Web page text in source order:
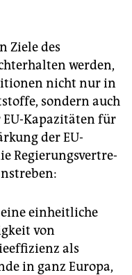
Ziele des
werden,
nicht nur in
sondern auch
Kapazitäten für
der EU-
Re­gie­rungs­ver­tre­
einheitliche
von
als
in ganz Europa,